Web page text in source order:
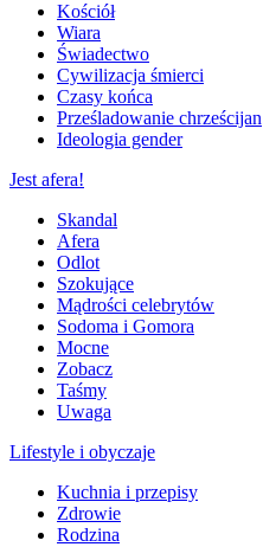
Kościół
Wiara
Świadectwo
Cywilizacja śmierci
Czasy końca
Prześladowanie chrześcijan
Ideologia gender
Jest afera!
Skandal
Afera
Odlot
Szokujące
Mądrości celebrytów
Sodoma i Gomora
Mocne
Zobacz
Taśmy
Uwaga
Lifestyle i obyczaje
Kuchnia i przepisy
Zdrowie
Rodzina